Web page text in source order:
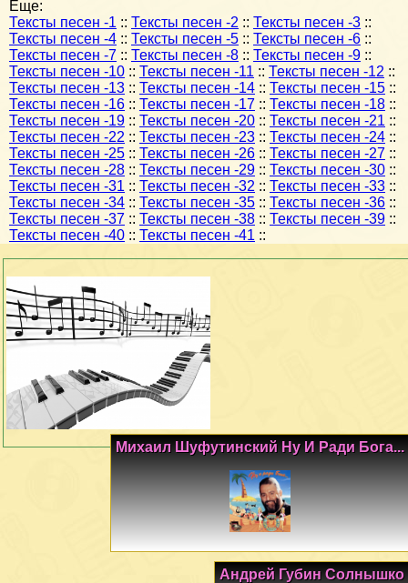
Еще:
Тексты песен -1 :: Тексты песен -2 :: Тексты песен -3 ::
Тексты песен -4 :: Тексты песен -5 :: Тексты песен -6 ::
Тексты песен -7 :: Тексты песен -8 :: Тексты песен -9 ::
Тексты песен -10 :: Тексты песен -11 :: Тексты песен -12 ::
Тексты песен -13 :: Тексты песен -14 :: Тексты песен -15 ::
Тексты песен -16 :: Тексты песен -17 :: Тексты песен -18 ::
Тексты песен -19 :: Тексты песен -20 :: Тексты песен -21 ::
Тексты песен -22 :: Тексты песен -23 :: Тексты песен -24 ::
Тексты песен -25 :: Тексты песен -26 :: Тексты песен -27 ::
Тексты песен -28 :: Тексты песен -29 :: Тексты песен -30 ::
Тексты песен -31 :: Тексты песен -32 :: Тексты песен -33 ::
Тексты песен -34 :: Тексты песен -35 :: Тексты песен -36 ::
Тексты песен -37 :: Тексты песен -38 :: Тексты песен -39 ::
Тексты песен -40 :: Тексты песен -41 ::
Михаил Шуфутинский Ну И Ради Бога...
Андрей Губин Солнышко